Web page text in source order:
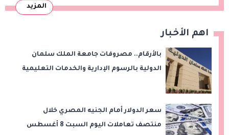
المزيد
اهم الأخبار
بالأرقام.. مصروفات جامعة الملك سلمان
الدولية بالرسوم الإدارية والخدمات التعليمية
سعر الدولار أمام الجنيه المصري خلال
منتصف تعاملات اليوم السبت 8 أغسطس